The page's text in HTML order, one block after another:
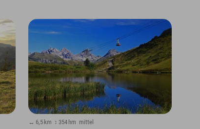
↔ 6,5 km ↕ 354 hm mittel